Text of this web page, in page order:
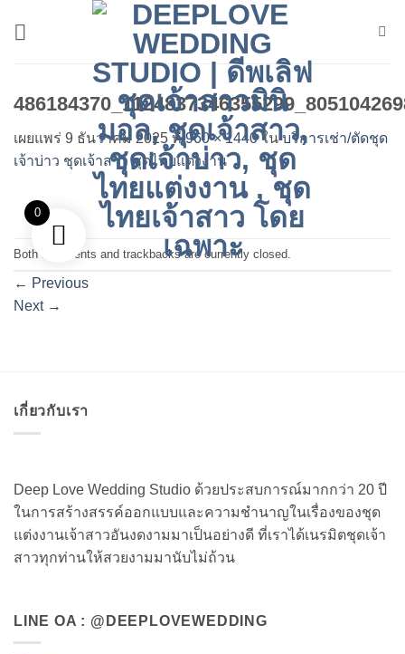
เผยแพร่ 9 ธันวาคม 2025ที่960 × 1440ในบริการเช่า/ตัดชุด
เจ้าบ่าว ชุดเจ้าสาว ชุดไทยแต่งงาน
Both comments and trackbacks are currently closed.
← Previous
Next →
เกี่ยวกับเรา
Deep Love Wedding Studio ด้วยประสบการณ์มากกว่า 20 ปี
ในการสร้างสรรค์ออกแบบและความชำนาญในเรื่องของชุด
แต่งงานเจ้าสาวอันงดงามมาเป็นอย่างดี ที่เราได้เนรมิตชุดเจ้า
สาวทุกท่านให้สวยงามมานับไม่ถ้วน
LINE OA : @DEEPLOVEWEDDING
0